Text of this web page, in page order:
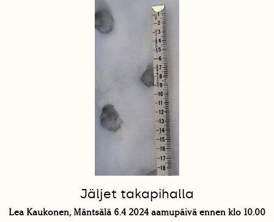
Jäljet takapihalla
Lea Kaukonen, Mäntsälä 6.4 2024 aamupäivä ennen klo 10.00